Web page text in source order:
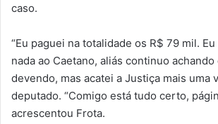
caso.
“Eu paguei na totalidade os R$ 79 mil.
nada ao Caetano, aliás continuo
devendo, mas acatei a Justiça mais uma
deputado. “Comigo está tudo certo,
acrescentou Frota.